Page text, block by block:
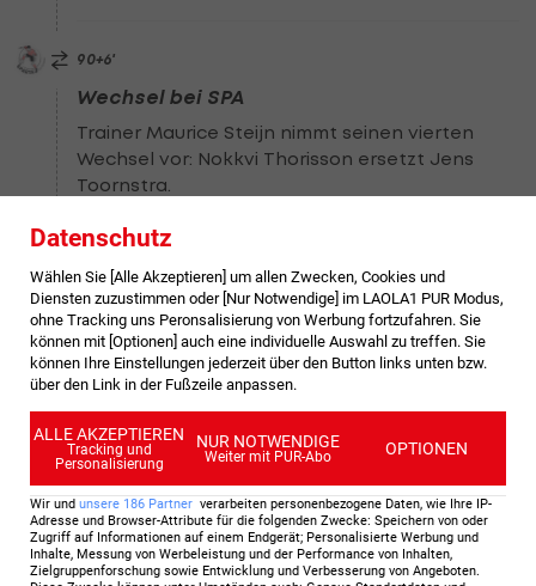
90+6'
Wechsel bei SPA
Trainer Maurice Steijn nimmt seinen vierten
Wechsel vor: Nokkvi Thorisson ersetzt Jens
Toornstra.
Schuss neben das Tor
Tobias Lauritsen (Sparta Rotterdam) kommt
zum Abschluss. Sein Schuss geht daneben.
90+5'
Abstoß
Robin Hensgens zeigt auf Abstoß für FC
Groningen.
Datenschutz
Wählen Sie [Alle Akzeptieren] um allen Zwecken, Cookies und
Diensten zuzustimmen oder [Nur Notwendige] im LAOLA1 PUR Modus,
ohne Tracking uns Peronsalisierung von Werbung fortzufahren. Sie
können mit [Optionen] auch eine individuelle Auswahl zu treffen. Sie
können Ihre Einstellungen jederzeit über den Button links unten bzw.
über den Link in der Fußzeile anpassen.
ALLE AKZEPTIEREN
Tracking und
Personalisierung
NUR NOTWENDIGE
Weiter mit PUR-Abo OPTIONEN
Wir und unsere 186 Partner verarbeiten personenbezogene Daten, wie Ihre IP-
Adresse und Browser-Attribute für die folgenden Zwecke: Speichern von oder
Zugriff auf Informationen auf einem Endgerät; Personalisierte Werbung und
Inhalte, Messung von Werbeleistung und der Performance von Inhalten,
Zielgruppenforschung sowie Entwicklung und Verbesserung von Angeboten